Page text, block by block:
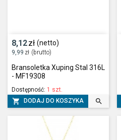
8,12zł (netto)
9,99 zł (brutto)
Bransoletka Xuping Stal 316L
- MF19308
Dostępność: 1 szt.
 DODAJ DO KOSZYKA 